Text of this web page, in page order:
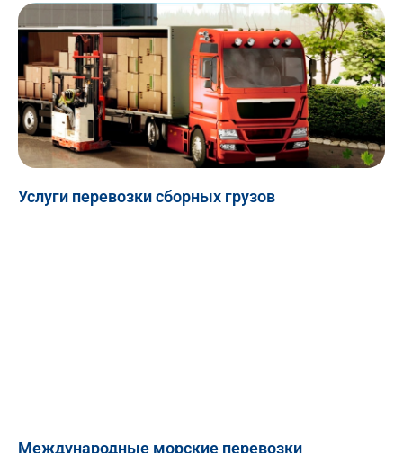
Услуги перевозки сборных грузов
Международные морские перевозки